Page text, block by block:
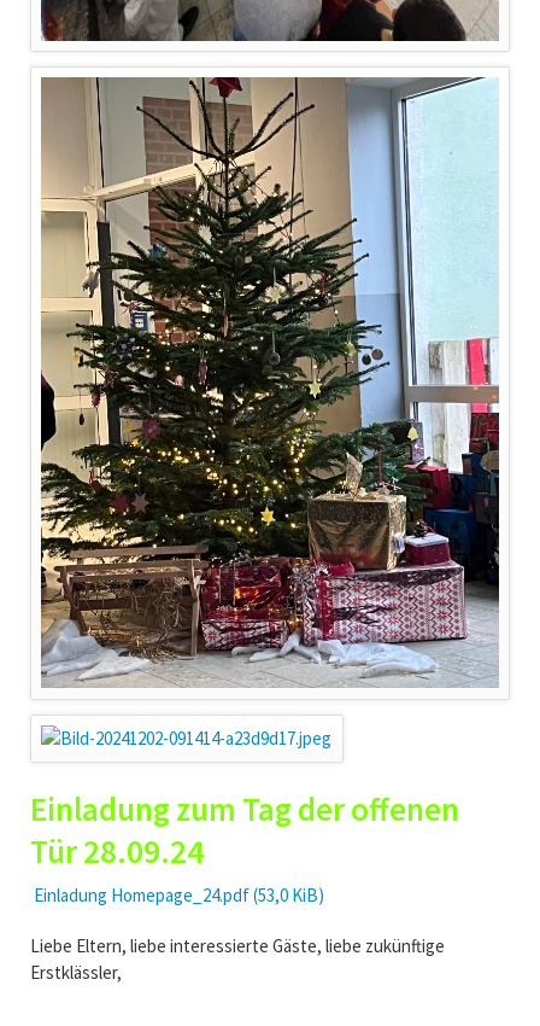
Einladung zum Tag der offenen
Tür 28.09.24
Einladung Homepage_24.pdf(53,0 KiB)
Liebe Eltern, liebe interessierte Gäste, liebe zukünftige
Erstklässler,